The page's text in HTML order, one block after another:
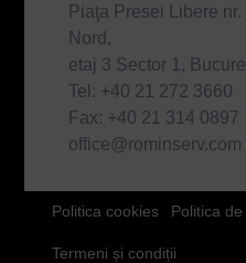
Piaţa Presei Libere
Nord,
etaj 3 Sector 1,
Tel: +40 21 272 3660
Fax: +40 21 314 0897
office@rominserv.com
FOOTER
FOURTH
Politica cookies Politica
Termeni și condiții